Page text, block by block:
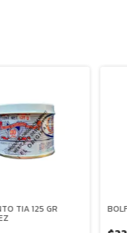
TIA 125 GR